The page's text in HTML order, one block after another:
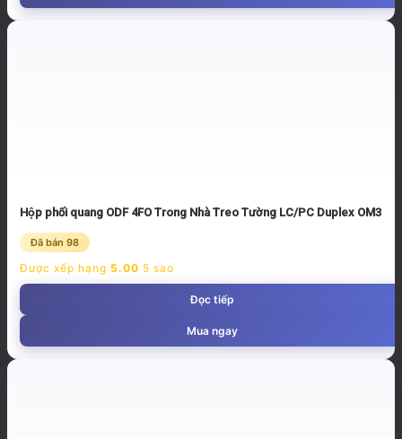
Hộp phối quang ODF 4FO Trong Nhà Treo Tường LC/PC Duplex OM3
Đã bán 98
Được xếp hạng 5.00 5 sao
Đọc tiếp
Mua ngay